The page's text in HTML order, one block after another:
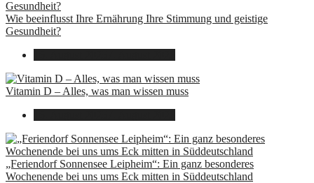
Wie beeinflusst Ihre Ernährung Ihre Stimmung und geistige
Gesundheit?
Vitamin D – Alles, was man wissen muss
„Feriendorf Sonnensee Leipheim“: Ein ganz besonderes
Wochenende bei uns ums Eck mitten in Süddeutschland